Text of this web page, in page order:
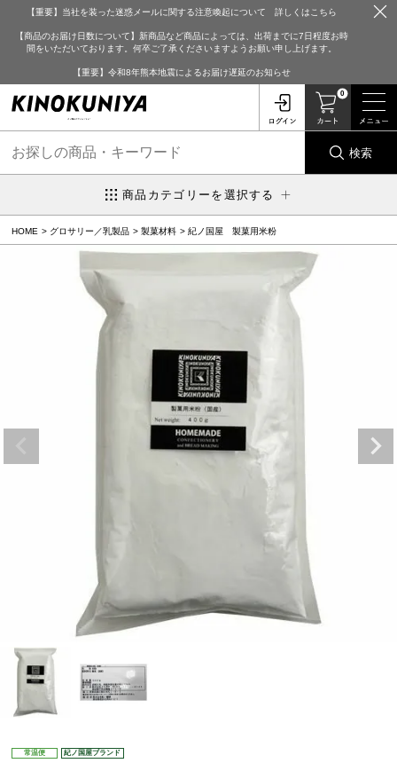
【重要】当社を装った迷惑メールに関する注意喚起について 詳しくはこちら
【商品のお届け日数について】新商品など商品によっては、出荷までに7日程度お時
間をいただいております。何卒ご了承くださいますようお願い申し上げます。
【重要】令和8年熊本地震によるお届け遅延のお知らせ
0
検索
商品カテゴリーを選択する
HOME グロサリー／乳製品 製菓材料 紀ノ国屋 製菓用米粉
常温便 紀ノ国屋ブランド